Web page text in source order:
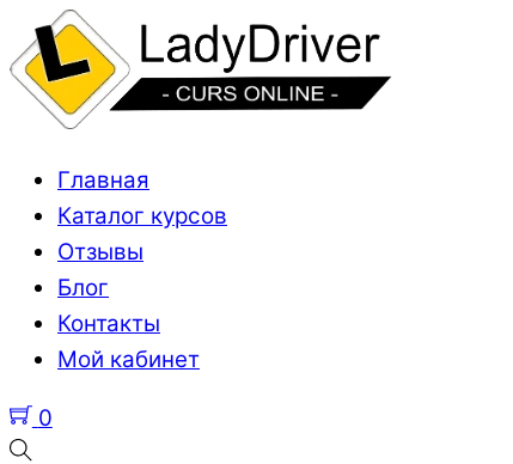
Главная
Каталог курсов
Отзывы
Блог
Контакты
Мой кабинет
0